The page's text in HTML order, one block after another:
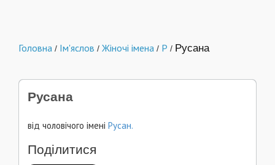
Головна / Ім'яслов / Жіночі імена / Р / Русана
Русана
від чоловічого імені Русан.
Поділитися